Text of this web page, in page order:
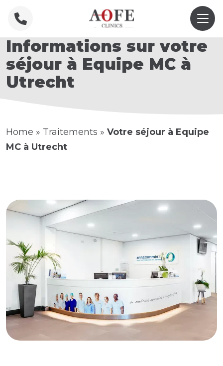
Informations sur votre
séjour à Equipe MC à
Utrecht
Home » Traitements » Votre séjour à Equipe
MC à Utrecht